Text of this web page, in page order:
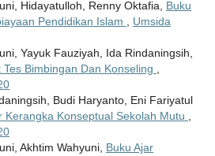
Hidayatulloh, Renny Oktafia, Buku
Pendidikan Islam
Umsida
Yayuk Fauziyah, Ida Rindaningsih,
Tes Bimbingan Dan Konseling
Budi Haryanto, Eni Fariyatul
Kerangka Konseptual Sekolah Mutu
Akhtim Wahyuni, Buku Ajar